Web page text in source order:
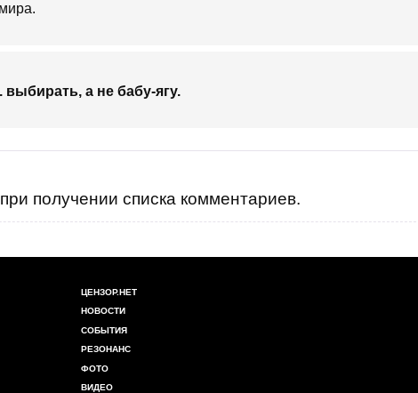
а не бабу-ягу.
получении списка комментариев.
ЦЕНЗОР.НЕТ
НОВОСТИ
СОБЫТИЯ
РЕЗОНАНС
ФОТО
ВИДЕО